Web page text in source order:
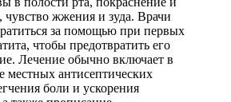
чувство жжения и зуда. Врачи
за помощью при первых
чтобы предотвратить его
Лечение обычно включает в
местных антисептических
боли и ускорения